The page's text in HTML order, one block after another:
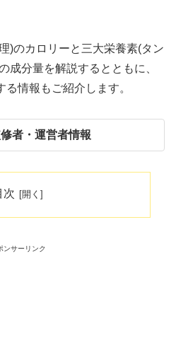
)のカロリーと三大栄養素(タン
成分量を解説するとともに、
情報もご紹介します。
者・運営者情報
次
ンサーリンク